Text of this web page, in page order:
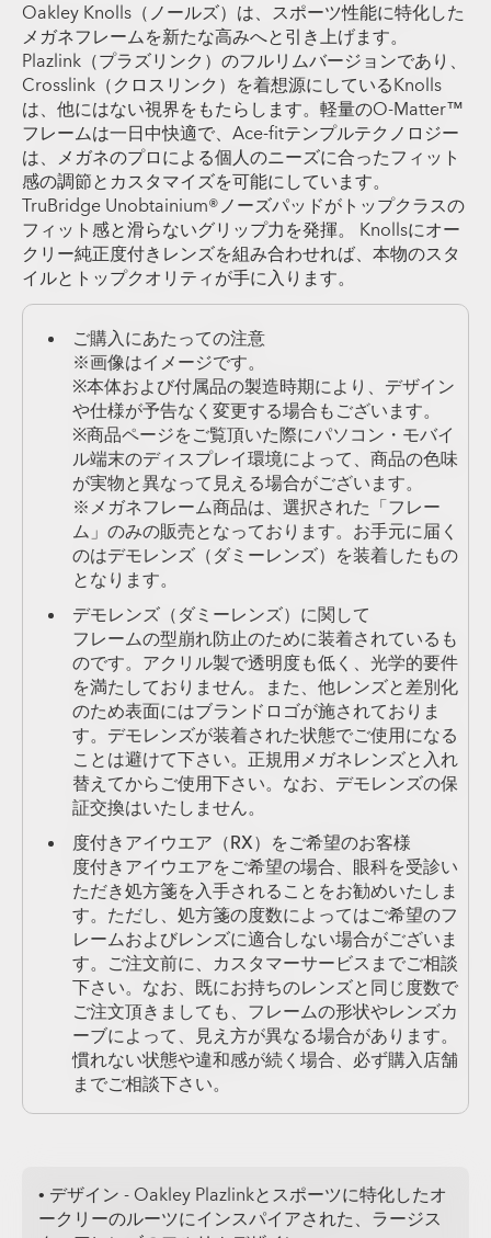
Oakley Knolls（ノールズ）は、スポーツ性能に特化した
メガネフレームを新たな高みへと引き上げます。
Plazlink（プラズリンク）のフルリムバージョンであり、
Crosslink（クロスリンク）を着想源にしているKnolls
は、他にはない視界をもたらします。軽量のO-Matter™
フレームは一日中快適で、Ace-fitテンプルテクノロジー
は、メガネのプロによる個人のニーズに合ったフィット
感の調節とカスタマイズを可能にしています。
TruBridge Unobtainium®ノーズパッドがトップクラスの
フィット感と滑らないグリップ力を発揮。 Knollsにオー
クリー純正度付きレンズを組み合わせれば、本物のスタ
イルとトップクオリティが手に入ります。
ご購入にあたっての注意
※画像はイメージです。
※本体および付属品の製造時期により、デザイン
や仕様が予告なく変更する場合もございます。
※商品ページをご覧頂いた際にパソコン・モバイ
ル端末のディスプレイ環境によって、商品の色味
が実物と異なって見える場合がございます。
※メガネフレーム商品は、選択された「フレー
ム」のみの販売となっております。お手元に届く
のはデモレンズ（ダミーレンズ）を装着したもの
となります。
デモレンズ（ダミーレンズ）に関して
フレームの型崩れ防止のために装着されているも
のです。アクリル製で透明度も低く、光学的要件
を満たしておりません。また、他レンズと差別化
のため表面にはブランドロゴが施されておりま
す。デモレンズが装着された状態でご使用になる
ことは避けて下さい。正規用メガネレンズと入れ
替えてからご使用下さい。なお、デモレンズの保
証交換はいたしません。
度付きアイウエア（RX）をご希望のお客様
度付きアイウエアをご希望の場合、眼科を受診い
ただき処方箋を入手されることをお勧めいたしま
す。ただし、処方箋の度数によってはご希望のフ
レームおよびレンズに適合しない場合がございま
す。ご注文前に、カスタマーサービスまでご相談
下さい。なお、既にお持ちのレンズと同じ度数で
ご注文頂きましても、フレームの形状やレンズカ
ーブによって、見え方が異なる場合があります。
慣れない状態や違和感が続く場合、必ず購入店舗
までご相談下さい。
• デザイン - Oakley Plazlinkとスポーツに特化したオ
ークリーのルーツにインスパイアされた、ラージス